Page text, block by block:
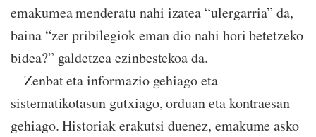
emakumea menderatu nahi izatea “ulergarria” da,
baina “zer pribilegiok eman dio nahi hori betetzeko
bidea?” galdetzea ezinbestekoa da.
Zenbat eta informazio gehiago eta
sistematikotasun gutxiago, orduan eta kontraesan
gehiago. Historiak erakutsi duenez, emakume asko